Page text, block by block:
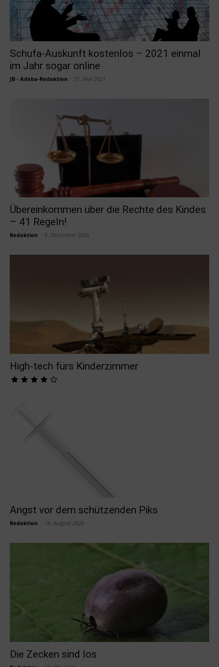
Schufa-Auskunft kostenlos – 2021 einmal
im Jahr sogar online
JB - Adeba-Redaktion 31. Mai 2021
Übereinkommen über die Rechte des Kindes
– 41 Regeln!
Redaktion 8. Dezember 2020
High-tech fürs Kinderzimmer
Angst vor dem schützenden Piks
Redaktion 18. August 2020
Die Zecken sind los